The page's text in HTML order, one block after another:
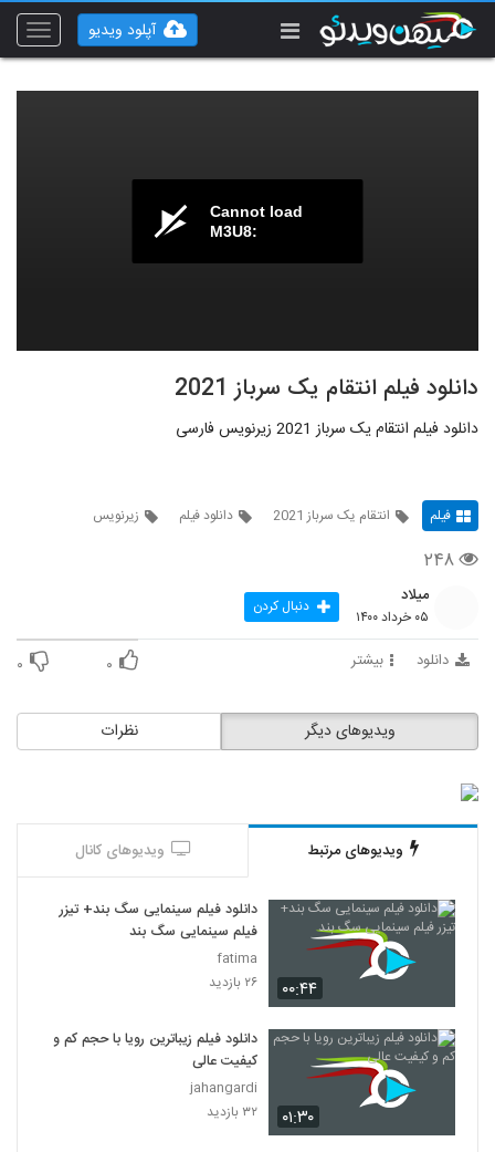
Toggle
آپلود ویدیو
Cannot load
M3U8:
دانلود فیلم انتقام یک سرباز 2021
دانلود فیلم انتقام یک سرباز 2021 زیرنویس فارسی
فیلم انتقام یک سرباز 2021 دانلود فیلم زیرنویس
۲۴۸
میلاد
۰۵ خرداد ۱۴۰۰ دنبال کردن
دانلود بیشتر ۰ ۰
نظرات ویدیوهای دیگر
ویدیوهای مرتبط ویدیوهای کانال
۰۰:۴۴
دانلود فیلم سینمایی سگ بند+ تیزر
فیلم سینمایی سگ بند
fatima
۲۶ بازدید
۰۱:۳۰
دانلود فیلم زیباترین رویا با حجم کم و
کیفیت عالی
jahangardi
۳۲ بازدید